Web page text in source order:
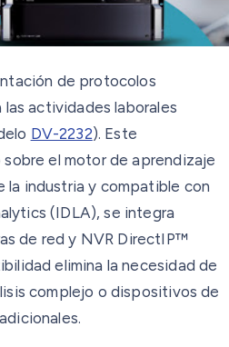
de protocolos
actividades laborales
DV-2232). Este
el motor de aprendizaje
la industria y compatible con
(IDLA), se integra
de red y NVR DirectIP™
elimina la necesidad de
complejo o dispositivos de